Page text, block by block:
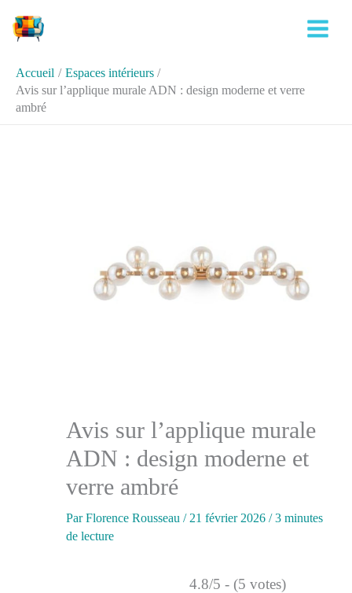
Accueil
Espaces intérieurs
Avis sur l’applique murale ADN : design moderne et verre
ambré
Avis sur l’applique murale
ADN : design moderne et
verre ambré
ParFlorence Rousseau / 21 février 2026 /3 minutes
de lecture
4.8/5 - (5 votes)